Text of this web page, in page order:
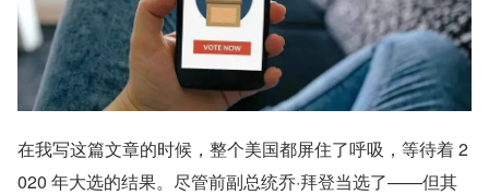
在我写这篇文章的时候，整个美国都屏住了呼吸，等待着 2
020 年大选的结果。尽管前副总统乔·拜登当选了——但其